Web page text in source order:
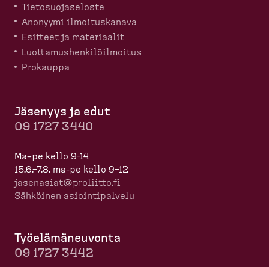
Tietosuo­ja­seloste
Anonyymi ilmoitus­kanava
Esitteet ja materiaalit
Luotta­mus­hen­ki­löil­moitus
Prokauppa
Jäsenyys ja edut
09 1727 3440
Ma–pe kello 9-14
15.6.–7.8. ma-pe kello 9–12
jasenasiat@proliitto.fi
Sähköinen asioin­ti­palvelu
Työelä­mä­neuvonta
09 1727 3442